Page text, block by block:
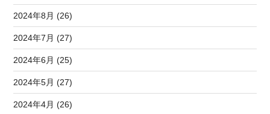
2024年8月 (26)
2024年7月 (27)
2024年6月 (25)
2024年5月 (27)
2024年4月 (26)